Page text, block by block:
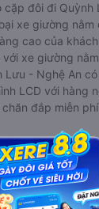
đôi đi Quỳnh
xe giường nằm
cao của
xe giường
Lưu - Nghệ An
LCD với hàng
đắp miễn
Lưu - Nghệ
Bình đi
giá chung có
từ 4.4/5 dựa trên